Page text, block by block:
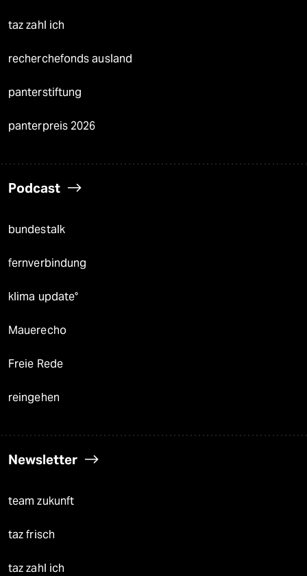
taz zahl ich
recherchefonds ausland
panterstiftung
panterpreis 2026
Podcast
bundestalk
fernverbindung
klima update°
Mauerecho
Freie Rede
reingehen
Newsletter
team zukunft
taz frisch
taz zahl ich